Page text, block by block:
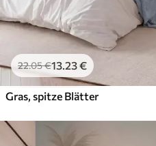
22.05€13.23€
Gras, spitze Blätter